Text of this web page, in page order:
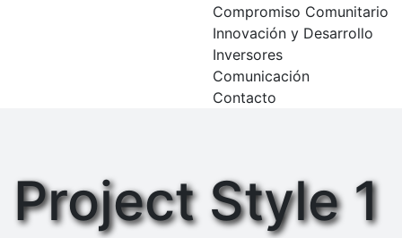
Compromiso Comunitario
Innovación y Desarrollo
Inversores
Comunicación
Contacto
Project Style 1